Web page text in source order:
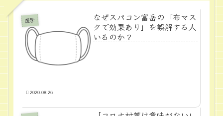
医学
なぜスパコン富岳の「布マス
クで効果あり」を誤解する人
いるのか？
2020.08.26